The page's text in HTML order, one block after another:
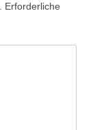
Erforderliche